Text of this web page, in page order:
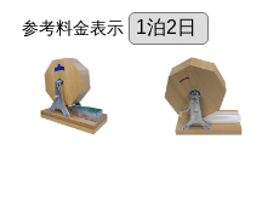
参考料金表示